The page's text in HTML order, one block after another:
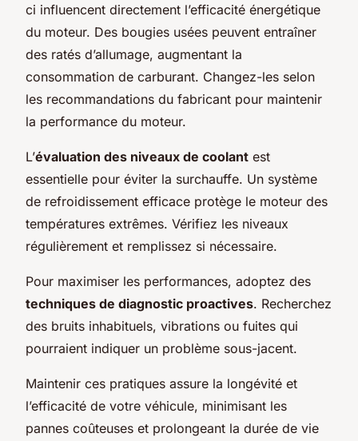
ci influencent directement l’efficacité énergétique
du moteur. Des bougies usées peuvent entraîner
des ratés d’allumage, augmentant la
consommation de carburant. Changez-les selon
les recommandations du fabricant pour maintenir
la performance du moteur.
L’évaluation des niveaux de coolant est
essentielle pour éviter la surchauffe. Un système
de refroidissement efficace protège le moteur des
températures extrêmes. Vérifiez les niveaux
régulièrement et remplissez si nécessaire.
Pour maximiser les performances, adoptez des
techniques de diagnostic proactives. Recherchez
des bruits inhabituels, vibrations ou fuites qui
pourraient indiquer un problème sous-jacent.
Maintenir ces pratiques assure la longévité et
l’efficacité de votre véhicule, minimisant les
pannes coûteuses et prolongeant la durée de vie